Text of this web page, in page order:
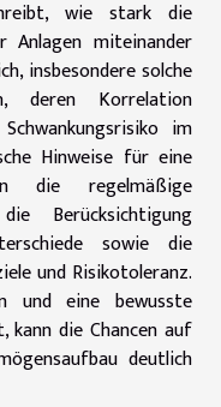
wie stark die
Anlagen miteinander
insbesondere solche
deren Korrelation
im
Hinweise für eine
die regelmäßige
Berücksichtigung
sowie die
und Risikotoleranz.
und eine bewusste
kann die Chancen auf
deutlich